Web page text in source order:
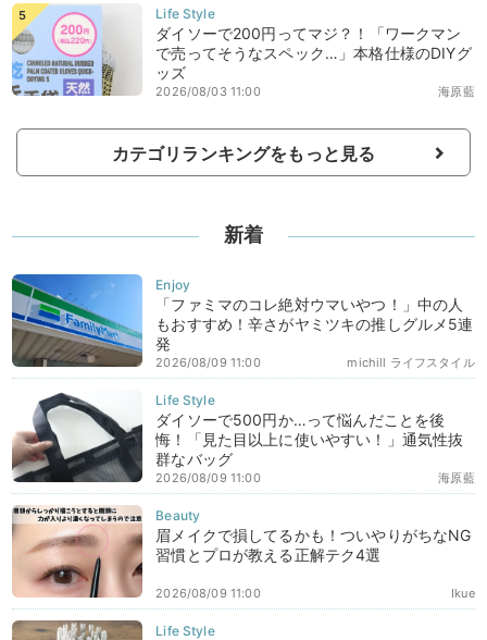
ダイソーで200円ってマジ？！「ワークマン
で売ってそうなスペック…」本格仕様のDIYグ
ッズ
海原藍
2026/08/03 11:00
カテゴリランキングをもっと見る
新着
「ファミマのコレ絶対ウマいやつ！」中の人
もおすすめ！辛さがヤミツキの推しグルメ5連
発
michill ライフスタイル
2026/08/09 11:00
ダイソーで500円か…って悩んだことを後
悔！「見た目以上に使いやすい！」通気性抜
群なバッグ
海原藍
2026/08/09 11:00
眉メイクで損してるかも！ついやりがちなNG
習慣とプロが教える正解テク4選
Ikue
2026/08/09 11:00